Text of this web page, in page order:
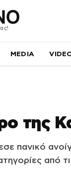
MEDIA
της
πανικό
από